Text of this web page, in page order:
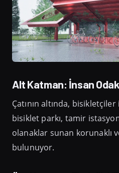
Alt Katman: İnsan
Çatının altında,
bisiklet parkı, tamir
olanaklar sunan korunaklı
bulunuyor.